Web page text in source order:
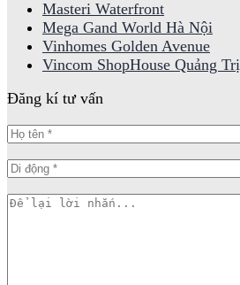
Masteri Waterfront
Mega Gand World Hà Nội
Vinhomes Golden Avenue
Vincom ShopHouse Quảng Trị
Đăng kí tư vấn